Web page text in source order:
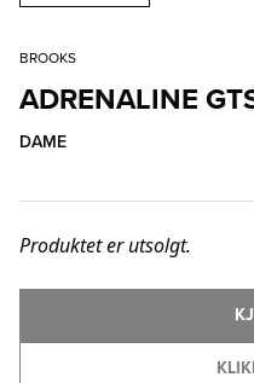
BROOKS
ADRENALINE
DAME
Produktet er utsolgt.